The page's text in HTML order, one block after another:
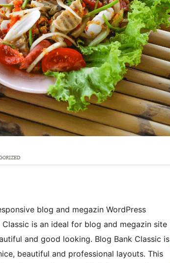
blog and megazin WordPress
is an ideal for blog and megazin site
and good looking. Blog Bank Classic is
beautiful and professional layouts. This